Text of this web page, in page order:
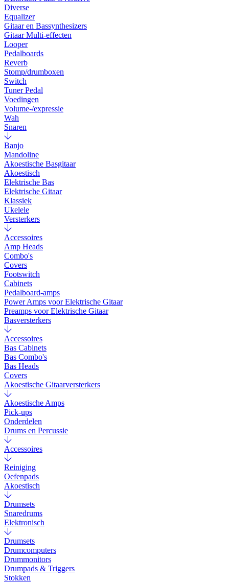
Diverse
Equalizer
Gitaar en Bassynthesizers
Gitaar Multi-effecten
Looper
Pedalboards
Reverb
Stomp/drumboxen
Switch
Tuner Pedal
Voedingen
Volume-/expressie
Wah
Snaren
Banjo
Mandoline
Akoestische Basgitaar
Akoestisch
Elektrische Bas
Elektrische Gitaar
Klassiek
Ukelele
Versterkers
Accessoires
Amp Heads
Combo's
Covers
Footswitch
Cabinets
Pedalboard-amps
Power Amps voor Elektrische Gitaar
Preamps voor Elektrische Gitaar
Basversterkers
Accessoires
Bas Cabinets
Bas Combo's
Bas Heads
Covers
Akoestische Gitaarversterkers
Akoestische Amps
Pick-ups
Onderdelen
Drums en Percussie
Accessoires
Reiniging
Oefenpads
Akoestisch
Drumsets
Snaredrums
Elektronisch
Drumsets
Drumcomputers
Drummonitors
Drumpads & Triggers
Stokken